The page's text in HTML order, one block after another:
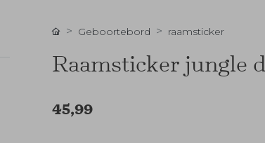
Geboortebord raamsticker
Raamsticker jungle
45,99